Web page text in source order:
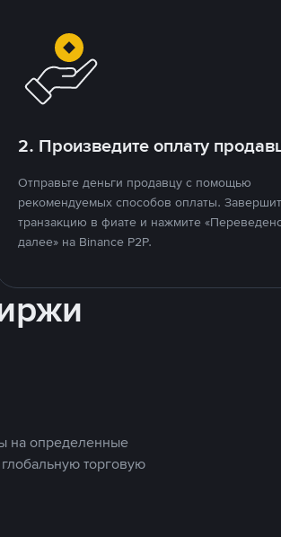
2. Произведите оплату
Отправьте деньги продавцу с помощью
рекомендуемых способов оплаты.
транзакцию в фиате и нажмите
далее» на Binance P2P.
на определенные
торговую